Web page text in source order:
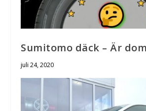
Sumitomo däck – Är
juli 24, 2020